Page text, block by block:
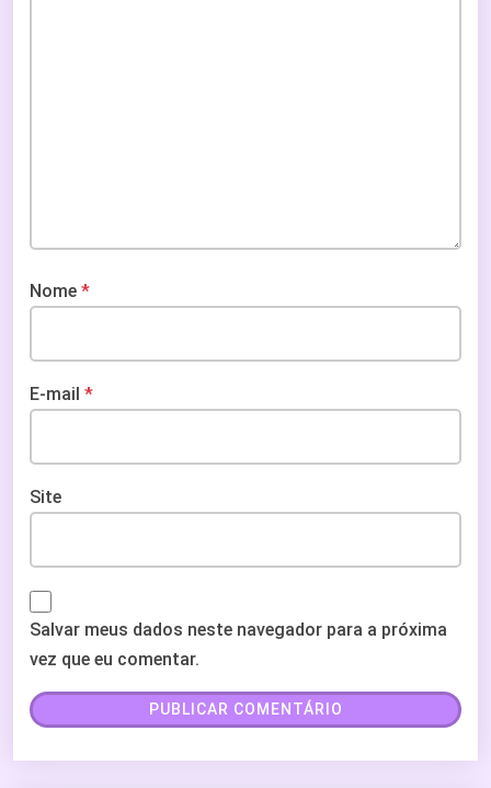
Nome *
E-mail *
Site
Salvar meus dados neste navegador para a próxima
vez que eu comentar.